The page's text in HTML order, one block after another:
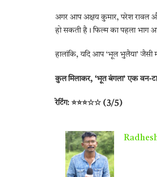
अगर आप अक्षय कुमार, परेश रावल
हो सकती है। फिल्म का पहला भाग
हालांकि, यदि आप ‘भूल भुलैया’ जैसी
कुल मिलाकर, ‘भूत बंगला’ एक वन-
रेटिंग: ⭐⭐⭐☆☆ (3/5)